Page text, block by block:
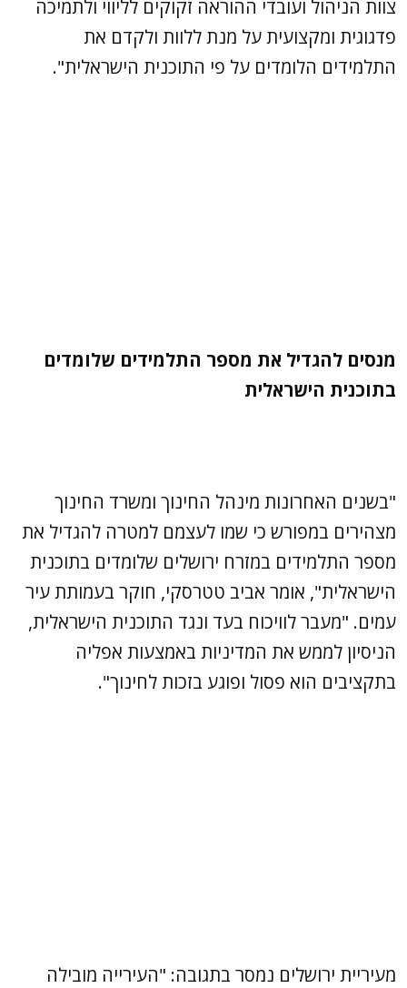
צוות הניהול ועובדי ההוראה זקוקים לליווי ולתמיכה
פדגוגית ומקצועית על מנת ללוות ולקדם את
התלמידים הלומדים על פי התוכנית הישראלית".
מנסים להגדיל את מספר התלמידים שלומדים
בתוכנית הישראלית
"בשנים האחרונות מינהל החינוך ומשרד החינוך
מצהירים במפורש כי שמו לעצמם למטרה להגדיל את
מספר התלמידים במזרח ירושלים שלומדים בתוכנית
הישראלית", אומר אביב טטרסקי, חוקר בעמותת עיר
עמים. "מעבר לוויכוח בעד ונגד התוכנית הישראלית,
הניסיון לממש את המדיניות באמצעות אפליה
בתקציבים הוא פסול ופוגע בזכות לחינוך".
מעיריית ירושלים נמסר בתגובה: "העירייה מובילה